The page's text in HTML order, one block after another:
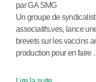
par GA SMG
Un groupe de
associatifs.ves, lance
brevets sur les vaccins
production pour en faire